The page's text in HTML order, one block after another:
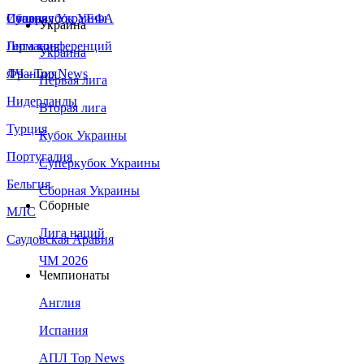
Сборная Украины
Италия
Германия
Франция
Нидерланды
Турция
Португалия
Бельгия
МЛС
Саудовская Аравия
Суперкубок УЕФА
Лига конференций
ЛЧ - Top News
Украина
Украина
Первая лига
Вторая лига
Кубок Украины
Суперкубок Украины
Сборная Украины
Сборные
Лига наций
ЧМ 2026
Чемпионаты
Англия
Испания
АПЛ Top News